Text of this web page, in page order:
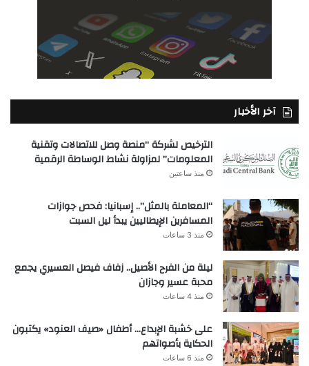
آخر الأخبار
الترخيص لشركة “منصة وصل للاتصالات وتقنية
المعلومات” لمزاولة نشاط الوساطة الرقمية
منذ ساعتين
“المعاملة بالمثل”.. إسبانيا: فحص جوازات
المسافرين الإيطاليين يبدأ ليل السبت
منذ 3 ساعات
ليلة من الفرح الأصيل.. زفاف فيصل العسيري يجمع
محبة عسير وجازان
منذ 4 ساعات
على خشبة الإبداع… أطفال «صيف العنود» يكتبون
الحكاية بأصواتهم
منذ 6 ساعات